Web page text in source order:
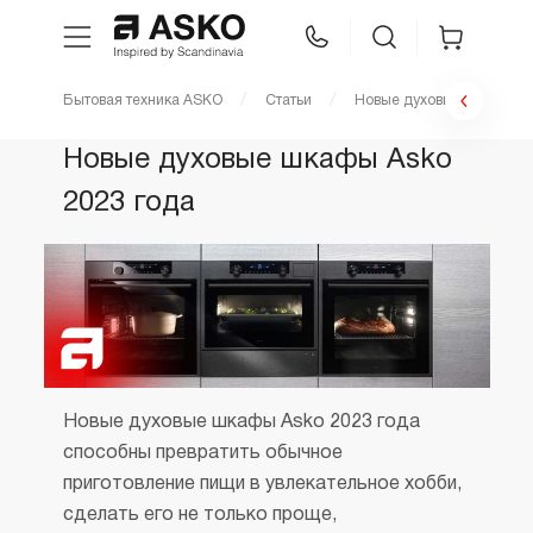
Техника для кухни
Уход за бельем
Asko Professional
Аксессуары
Шоу-рум
Бытовая техника ASKO Статьи Новые духовые шкафы
Новые духовые шкафы Asko
2023 года
Новые духовые шкафы Asko 2023 года
способны превратить обычное
приготовление пищи в увлекательное хобби,
сделать его не только проще,